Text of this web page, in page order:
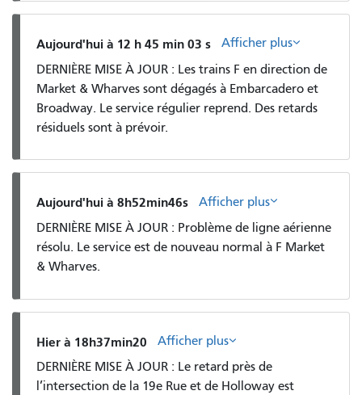
Aujourd'hui à 12 h 45 min 03 s
Afficher plus
DERNIÈRE MISE À JOUR : Les trains F en direction de
Market & Wharves sont dégagés à Embarcadero et
Broadway. Le service régulier reprend. Des retards
résiduels sont à prévoir.
Aujourd'hui à 8h52min46s
Afficher plus
DERNIÈRE MISE À JOUR : Problème de ligne aérienne
résolu. Le service est de nouveau normal à F Market
& Wharves.
Hier à 18h37min20
Afficher plus
DERNIÈRE MISE À JOUR : Le retard près de
l’intersection de la 19e Rue et de Holloway est